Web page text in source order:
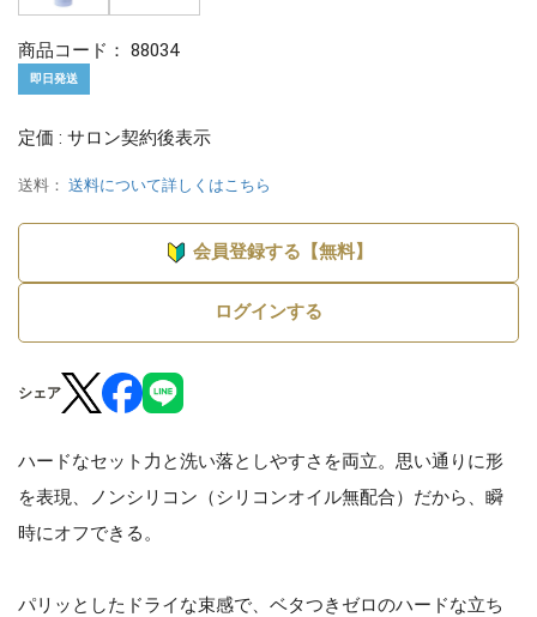
商品コード： 88034
即日発送
定価 : サロン契約後表示
送料： 送料について詳しくはこちら
会員登録する【無料】
ログインする
シェア
ハードなセット力と洗い落としやすさを両立。思い通りに形
を表現、ノンシリコン（シリコンオイル無配合）だから、瞬
時にオフできる。
パリッとしたドライな束感で、ベタつきゼロのハードな立ち